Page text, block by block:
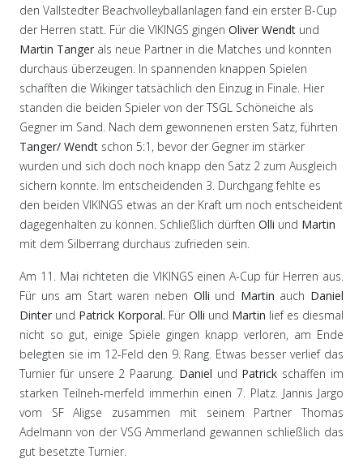
den Vallstedter Beachvolleyballanlagen fand ein erster B-Cup
der Herren statt. Für die VIKINGS gingen Oliver Wendt und
Martin Tanger als neue Partner in die Matches und konnten
durchaus überzeugen. In spannenden knappen Spielen
schafften die Wikinger tatsächlich den Einzug in Finale. Hier
standen die beiden Spieler von der TSGL Schöneiche als
Gegner im Sand. Nach dem gewonnenen ersten Satz, führten
Tanger/ Wendt schon 5:1, bevor der Gegner im stärker
wurden und sich doch noch knapp den Satz 2 zum Ausgleich
sichern konnte. Im entscheidenden 3. Durchgang fehlte es
den beiden VIKINGS etwas an der Kraft um noch entscheident
dagegenhalten zu können. Schließlich dürften Olli und Martin
mit dem Silberrang durchaus zufrieden sein.
Am 11. Mai richteten die VIKINGS einen A-Cup für Herren aus.
Für uns am Start waren neben Olli und Martin auch Daniel
Dinter und Patrick Korporal. Für Olli und Martin lief es diesmal
nicht so gut, einige Spiele gingen knapp verloren, am Ende
belegten sie im 12-Feld den 9. Rang. Etwas besser verlief das
Turnier für unsere 2 Paarung. Daniel und Patrick schaffen im
starken Teilneh-merfeld immerhin einen 7. Platz. Jannis Jargo
vom SF Aligse zusammen mit seinem Partner Thomas
Adelmann von der VSG Ammerland gewannen schließlich das
gut besetzte Turnier.